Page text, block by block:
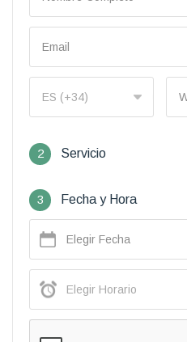
2 Servicio
3 Fecha y Hora